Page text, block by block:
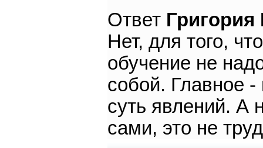
Ответ
Нет, для того,
обучение не
собой. Главное
суть явлений. А
сами, это не